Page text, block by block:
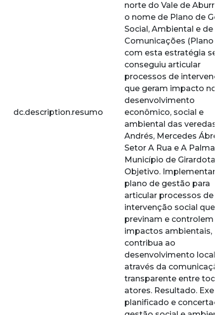
dc.description.resumo
norte do Vale de
o nome de Plano de
Social, Ambiental e de
Comunicações (Plano
com esta estratégia se
conseguiu articular
processos de
que geram impacto no
desenvolvimento
econômico, social e
ambiental das veredas
Andrés, Mercedes
Setor A Rua e A Palma
Município de Girardota.
Objetivo. Implementar
plano de gestão para
articular processos de
intervenção social que
previnam e controlem
impactos ambientais, e
contribua ao
desenvolvimento local,
através da
transparente entre
atores. Resultado.
planificado e